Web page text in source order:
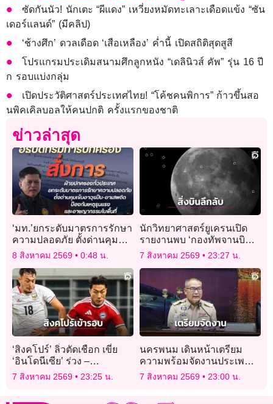
ซัดกันนัว! นักเตะ “ผีแดง” เหวี่ยงหมัดทะเลาะเดือดแข้ง “ซัน
เดอร์แลนด์” (มีคลิป)
‘ช้างศึก’ ดวลเดือด ‘เสือเหลือง’ ค่ำนี้ เปิดสถิติสุดสูสี
โปรแกรมประเดิมสนามศึกลูกหนัง “เดลินิวส์ คัพ” รุ่น 16 ปี
ก รอบแบ่งกลุ่ม
เปิดประวัติศาสตร์ประเทศไทย! “โค้ชคนพิการ” ก้าวขึ้นสอ
นพิคเคิลบอลให้คนปกติ ครั้งแรกของชาติ
ข่าวล่าสุด
‘มท.’ยกระดับมาตรการรักษา
ความปลอดภัย ตั้งด่านคุม
เข้ม ‘อาวุธปืน–ยาเสพติด’
ในพื้น
8 สิงหาคม 2569 0:48 น.
นักวิทยาศาสตร์ยูเครนเปิด
รายงานพบ ‘กองทัพจานบิน’
ใกล้ดวงจันทร์
7 สิงหาคม 2569 23:27 น.
‘สิงคโปร์’ ลิ่วตัดเชือก เขี่ย
‘อินโดนีเซีย’ ร่วง –
‘เวียดนาม’ แชมป์กลุ่ม
7 สิงหาคม 2569 23:25 น.
นครพนม เดินหน้าเตรียม
ความพร้อมจัดงานประเพณี
ไหลเรือไฟ ประจำปี 2569
7 สิงหาคม 2569 23:00 น.